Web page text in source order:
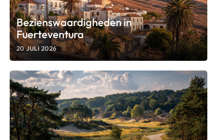
Bezienswaardigheden in
Fuerteventura
20 JULI 2026